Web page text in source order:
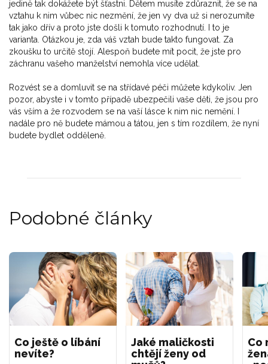
jedině tak dokážete být šťastni. Dětem musíte zdůraznit, že se na
vztahu k nim vůbec nic nezmění, že jen vy dva už si nerozumíte
tak jako dřív a proto jste došli k tomuto rozhodnutí. I to je
varianta. Otázkou je, zda váš vztah bude takto fungovat. Za
zkoušku to určitě stojí. Alespoň budete mít pocit, že jste pro
záchranu vašeho manželství nemohla více udělat.
Rozvést se a domluvit se na střídavé péči můžete kdykoliv. Jen
pozor, abyste i v tomto případě ubezpečili vaše děti, že jsou pro
vás vším a že rozvodem se na vaší lásce k nim nic nemění. I
nadále pro ně budete mámou a tátou, jen s tím rozdílem, že nyní
budete bydlet odděleně.
Podobné články
Co ještě o líbání
nevíte?
Jaké maličkosti
chtějí ženy od
Co